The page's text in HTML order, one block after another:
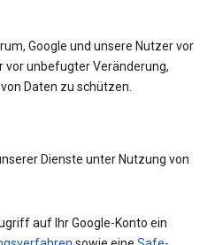
Google und unsere Nutzer vor
unbefugter Veränderung,
Daten zu schützen.
Dienste unter Nutzung von
auf Ihr Google-Konto ein